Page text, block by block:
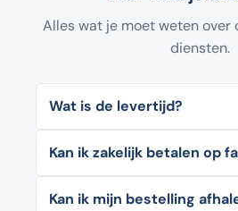
Alles wat je moet weten over
diensten.
Wat is de levertijd?
Kan ik zakelijk betalen op
Kan ik mijn bestelling